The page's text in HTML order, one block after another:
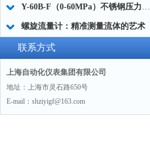
Y-60B-F（0-60MPa）不锈钢压力表如何选择量程
螺旋流量计：精准测量流体的艺术
联系方式
上海自动化仪表集团有限公司
地址：上海市灵石路650号
E-mail：shziyigf@163.com